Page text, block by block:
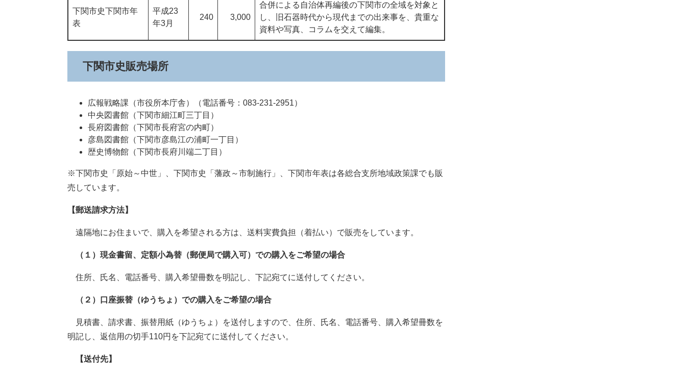
下関市史下関市年
表
平成23
年3月
240 3,000
合併による自治体再編後の下関市の全域を対象と
し、旧石器時代から現代までの出来事を、貴重な
資料や写真、コラムを交えて編集。
下関市史販売場所
広報戦略課（市役所本庁舎）（電話番号：083-231-2951）
中央図書館（下関市細江町三丁目）
長府図書館（下関市長府宮の内町）
彦島図書館（下関市彦島江の浦町一丁目）
歴史博物館（下関市長府川端二丁目）
※下関市史「原始～中世」、下関市史「藩政～市制施行」、下関市年表は各総合支所地域政策課でも販
売しています。
【郵送請求方法】
遠隔地にお住まいで、購入を希望される方は、送料実費負担（着払い）で販売をしています。
（１）現金書留、定額小為替（郵便局で購入可）での購入をご希望の場合
住所、氏名、電話番号、購入希望冊数を明記し、下記宛てに送付してください。
（２）口座振替（ゆうちょ）での購入をご希望の場合
見積書、請求書、振替用紙（ゆうちょ）を送付しますので、住所、氏名、電話番号、購入希望冊数を
明記し、返信用の切手110円を下記宛てに送付してください。
【送付先】